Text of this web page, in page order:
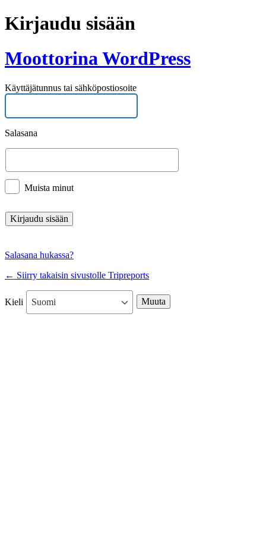
Kirjaudu sisään
Moottorina WordPress
Käyttäjätunnus tai sähköpostiosoite
Salasana
Muista minut
Salasana hukassa?
← Siirry takaisin sivustolle Tripreports
Kieli